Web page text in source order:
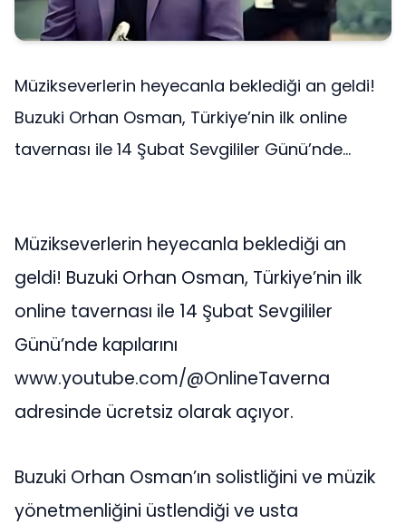
Müzikseverlerin heyecanla beklediği an geldi!
Buzuki Orhan Osman, Türkiye’nin ilk online
tavernası ile 14 Şubat Sevgililer Günü’nde...
Müzikseverlerin heyecanla beklediği an
geldi! Buzuki Orhan Osman, Türkiye’nin ilk
online tavernası ile 14 Şubat Sevgililer
Günü’nde kapılarını
www.youtube.com/@OnlineTaverna
adresinde ücretsiz olarak açıyor.
Buzuki Orhan Osman’ın solistliğini ve müzik
yönetmenliğini üstlendiği ve usta